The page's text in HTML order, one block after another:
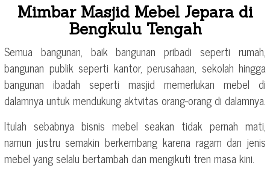
Mimbar Masjid Mebel Jepara di
Bengkulu Tengah
Semua bangunan, baik bangunan pribadi seperti rumah,
bangunan publik seperti kantor, perusahaan, sekolah hingga
bangunan ibadah seperti masjid memerlukan mebel di
dalamnya untuk mendukung aktvitas orang-orang di dalamnya.
Itulah sebabnya bisnis mebel seakan tidak pernah mati,
namun justru semakin berkembang karena ragam dan jenis
mebel yang selalu bertambah dan mengikuti tren masa kini.